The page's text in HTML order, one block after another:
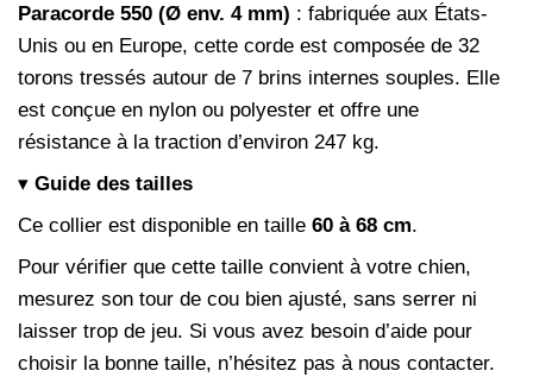
Paracorde 550 (Ø env. 4 mm) : fabriquée aux États-
Unis ou en Europe, cette corde est composée de 32
torons tressés autour de 7 brins internes souples. Elle
est conçue en nylon ou polyester et offre une
résistance à la traction d’environ 247 kg.
▾ Guide des tailles
Ce collier est disponible en taille 60 à 68 cm.
Pour vérifier que cette taille convient à votre chien,
mesurez son tour de cou bien ajusté, sans serrer ni
laisser trop de jeu. Si vous avez besoin d’aide pour
choisir la bonne taille, n’hésitez pas à nous contacter.